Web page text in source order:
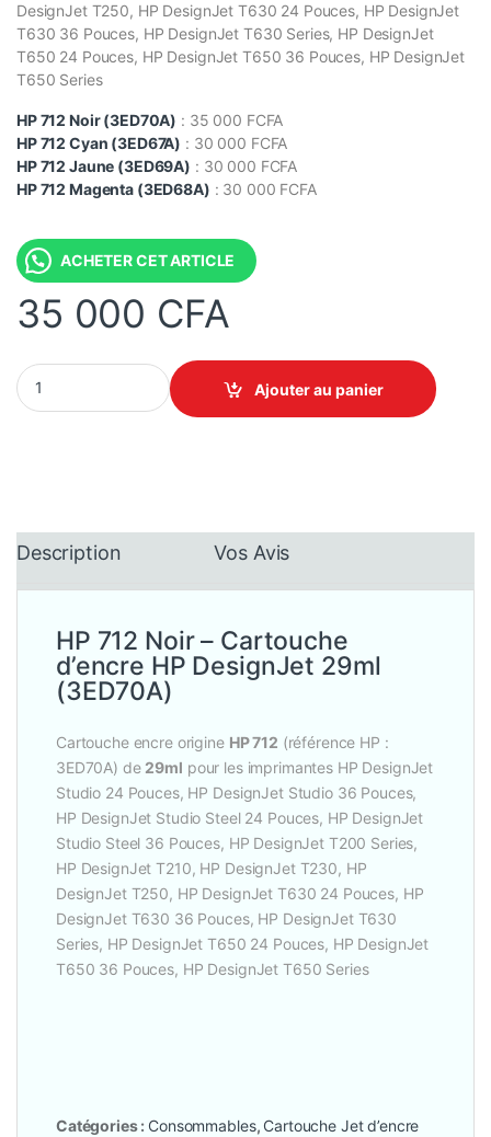
DesignJet T250, HP DesignJet T630 24 Pouces, HP DesignJet
T630 36 Pouces, HP DesignJet T630 Series, HP DesignJet
T650 24 Pouces, HP DesignJet T650 36 Pouces, HP DesignJet
T650 Series
HP 712 Noir (3ED70A) : 35 000 FCFA
HP 712 Cyan (3ED67A) : 30 000 FCFA
HP 712 Jaune (3ED69A) : 30 000 FCFA
HP 712 Magenta (3ED68A) : 30 000 FCFA
ACHETER CET ARTICLE
35 000 CFA
HP 712 Noir - Cartouche d'encre HP DesignJet 29ml (3ED70A)
Ajouter au panier
Description Vos Avis
HP 712 Noir – Cartouche
d’encre HP DesignJet 29ml
(3ED70A)
Cartouche encre origine HP 712 (référence HP :
3ED70A) de 29ml pour les imprimantes HP DesignJet
Studio 24 Pouces, HP DesignJet Studio 36 Pouces,
HP DesignJet Studio Steel 24 Pouces, HP DesignJet
Studio Steel 36 Pouces, HP DesignJet T200 Series,
HP DesignJet T210, HP DesignJet T230, HP
DesignJet T250, HP DesignJet T630 24 Pouces, HP
DesignJet T630 36 Pouces, HP DesignJet T630
Series, HP DesignJet T650 24 Pouces, HP DesignJet
T650 36 Pouces, HP DesignJet T650 Series
Catégories : Consommables, Cartouche Jet d’encre